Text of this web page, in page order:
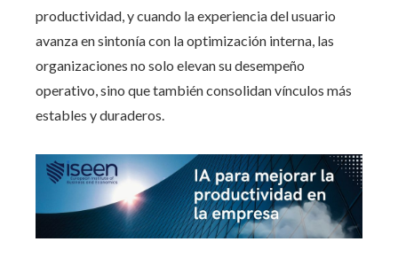
productividad, y cuando la experiencia del usuario
avanza en sintonía con la optimización interna, las
organizaciones no solo elevan su desempeño
operativo, sino que también consolidan vínculos más
estables y duraderos.